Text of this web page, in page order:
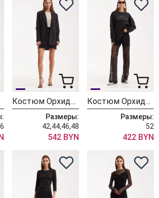
Костюм ОрхидеяЛюкс 1511
Размеры:
42,44,46,48
542 BYN
Костюм ОрхидеяЛюкс 1508
Размеры:
52
422 BYN